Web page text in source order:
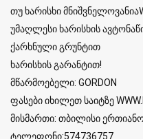
თუ ხარისხი
უმაღლესი ხარისხის
ქარხნული გრუნტით
ხარისხის გარანტით!
მწარმოებელი: GORDON
ფასები იხილეთ საიტზე
მისმართი: თბილისი
ტელეფონი:574736757